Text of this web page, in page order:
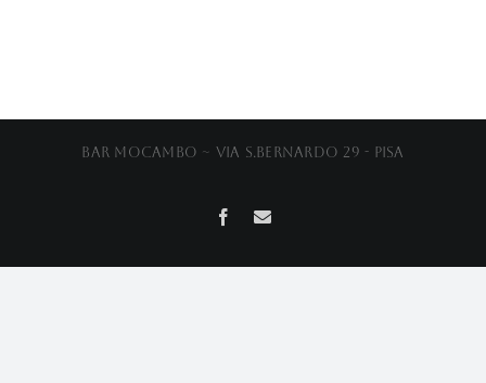
Bar Mocambo ~ Via S.Bernardo 29 - Pisa
Facebook
Email